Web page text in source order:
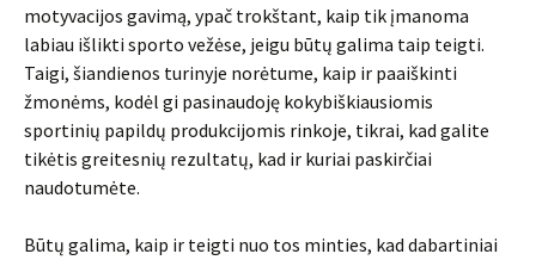
motyvacijos gavimą, ypač trokštant, kaip tik įmanoma
labiau išlikti sporto vežėse, jeigu būtų galima taip teigti.
Taigi, šiandienos turinyje norėtume, kaip ir paaiškinti
žmonėms, kodėl gi pasinaudoję kokybiškiausiomis
sportinių papildų produkcijomis rinkoje, tikrai, kad galite
tikėtis greitesnių rezultatų, kad ir kuriai paskirčiai
naudotumėte.
Būtų galima, kaip ir teigti nuo tos minties, kad dabartiniai